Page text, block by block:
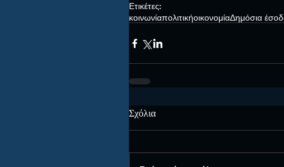
Ετικέτες:
κοινωνίαπολιτικήοικονομίαΔημόσια
Σχόλια